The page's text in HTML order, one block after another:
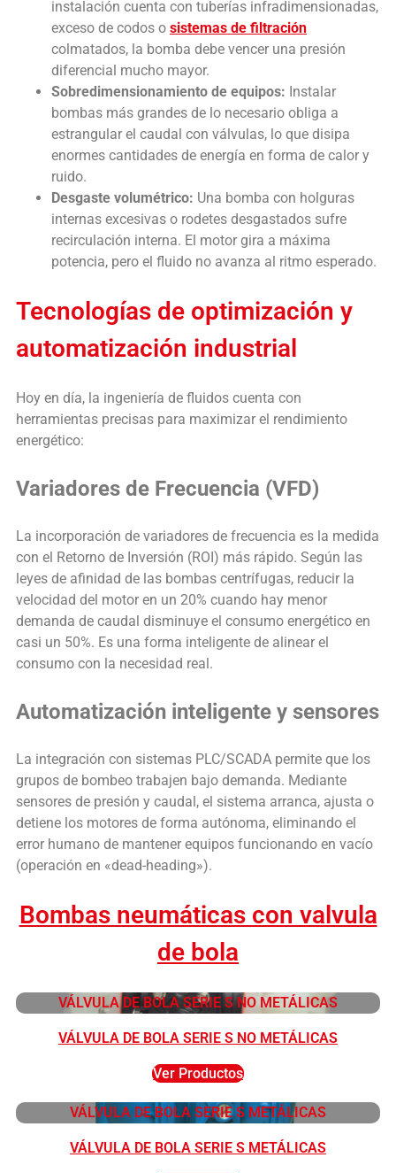
instalación cuenta con tuberías infradimensionadas,
exceso de codos o sistemas de filtración
colmatados, la bomba debe vencer una presión
diferencial mucho mayor.
Sobredimensionamiento de equipos: Instalar
bombas más grandes de lo necesario obliga a
estrangular el caudal con válvulas, lo que disipa
enormes cantidades de energía en forma de calor y
ruido.
Desgaste volumétrico: Una bomba con holguras
internas excesivas o rodetes desgastados sufre
recirculación interna. El motor gira a máxima
potencia, pero el fluido no avanza al ritmo esperado.
Tecnologías de optimización y
automatización industrial
Hoy en día, la ingeniería de fluidos cuenta con
herramientas precisas para maximizar el rendimiento
energético:
Variadores de Frecuencia (VFD)
La incorporación de variadores de frecuencia es la medida
con el Retorno de Inversión (ROI) más rápido. Según las
leyes de afinidad de las bombas centrífugas, reducir la
velocidad del motor en un 20% cuando hay menor
demanda de caudal disminuye el consumo energético en
casi un 50%. Es una forma inteligente de alinear el
consumo con la necesidad real.
Automatización inteligente y sensores
La integración con sistemas PLC/SCADA permite que los
grupos de bombeo trabajen bajo demanda. Mediante
sensores de presión y caudal, el sistema arranca, ajusta o
detiene los motores de forma autónoma, eliminando el
error humano de mantener equipos funcionando en vacío
(operación en «dead-heading»).
Bombas neumáticas con valvula
de bola
VÁLVULA DE BOLA SERIE S NO METÁLICAS
VÁLVULA DE BOLA SERIE S NO METÁLICAS
Ver Productos
VÁLVULA DE BOLA SERIE S METÁLICAS
VÁLVULA DE BOLA SERIE S METÁLICAS